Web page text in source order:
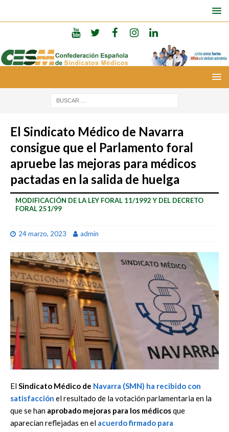
El Sindicato Médico de Navarra
consigue que el Parlamento foral
apruebe las mejoras para médicos
pactadas en la salida de huelga
MODIFICACIÓN DE LA LEY FORAL 11/1992 Y DEL DECRETO
FORAL 251/99
24 marzo, 2023 admin
ElSindicato Médico de Navarra (SMN) ha recibido con
satisfacción el resultado de la votación parlamentaria en la
que se han aprobado mejoras para los médicosque
aparecían reflejadas en el acuerdo firmado para